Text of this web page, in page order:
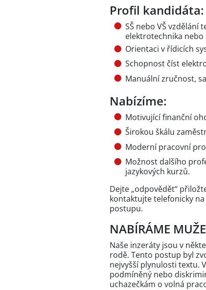
Profil kandidáta:
SŠ nebo VŠ vzdělání
elektrotechnika
Orientaci v řídicích
Schopnost číst
Manuální zručnost,
Nabízíme:
Motivující finanční
Širokou škálu
Moderní pracovní
Možnost dalšího
jazykových kurzů.
Dejte „odpovědět“
kontaktujte telefonicky na
postupu.
NABÍRÁME
Naše inzeráty jsou v
rodě. Tento postup byl
nejvyšší plynulosti textu.
podmíněný nebo
uchazečkám o volná